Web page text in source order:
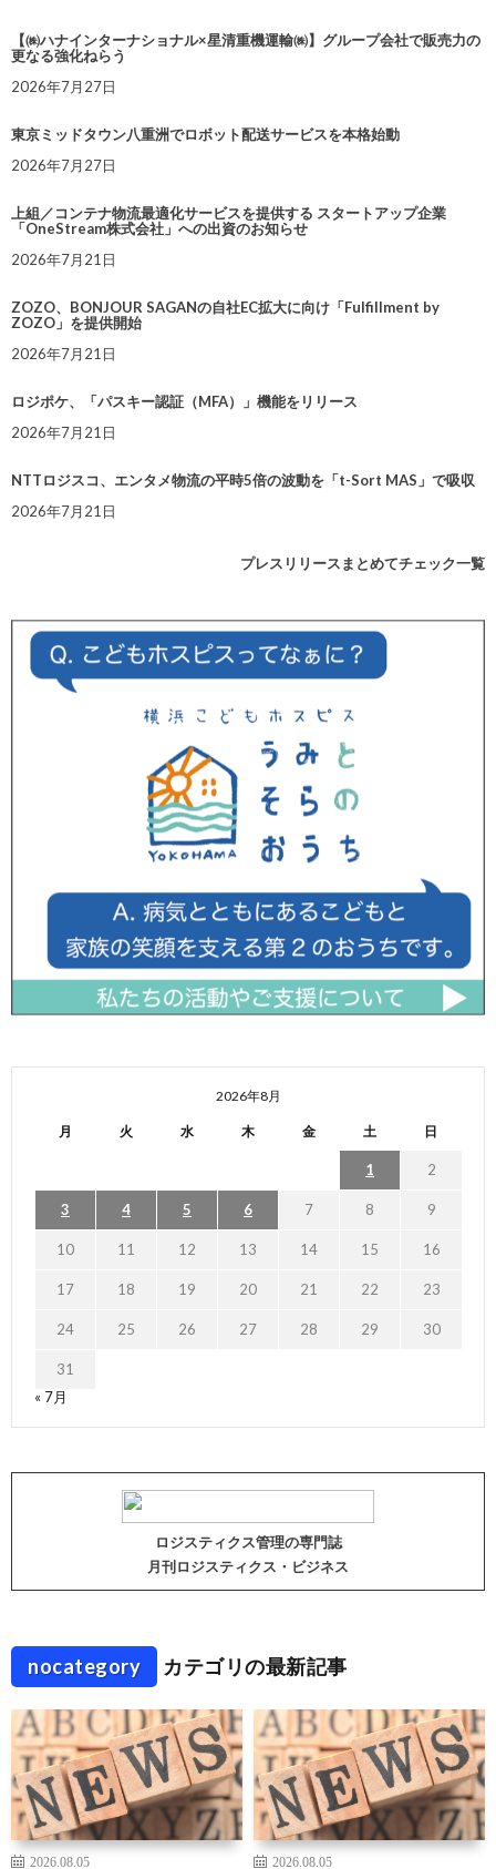
【㈱ハナインターナショナル×星清重機運輸㈱】グループ会社で販売力の
更なる強化ねらう
2026年7月27日
東京ミッドタウン八重洲でロボット配送サービスを本格始動
2026年7月27日
上組／コンテナ物流最適化サービスを提供する スタートアップ企業
「OneStream株式会社」への出資のお知らせ
2026年7月21日
ZOZO、BONJOUR SAGANの自社EC拡大に向け「Fulfillment by
ZOZO」を提供開始
2026年7月21日
ロジポケ、「パスキー認証（MFA）」機能をリリース
2026年7月21日
NTTロジスコ、エンタメ物流の平時5倍の波動を「t-Sort MAS」で吸収
2026年7月21日
プレスリリースまとめてチェック一覧
2026年8月
月 火 水 木 金 土 日
1 2
3 4 5 6 7 8 9
10 11 12 13 14 15 16
17 18 19 20 21 22 23
24 25 26 27 28 29 30
31
« 7月
ロジスティクス管理の専門誌
月刊ロジスティクス・ビジネス
nocategory カテゴリの最新記事
2026.08.05
2026.08.05